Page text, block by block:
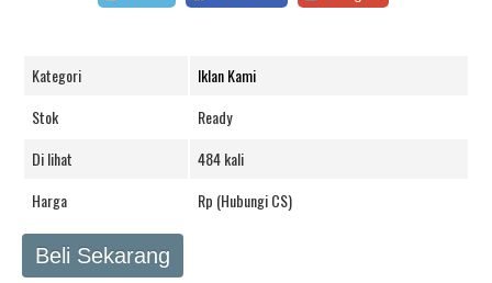
Kategori
Iklan Kami
Stok
Ready
Di lihat
484 kali
Harga
Rp (Hubungi CS)
Beli Sekarang